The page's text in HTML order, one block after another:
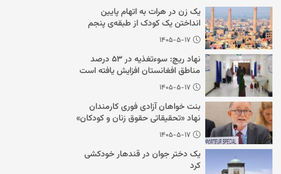
یک زن در هرات به اتهام پایین
انداختن یک کودک از طبقه‌ی پنجم
ساختمان بازداشت شد
۱۴۰۵-۵-۱۷
نهاد ریچ: سوءتغذیه در ۵۳ درصد
مناطق افغانستان افزایش یافته است
۱۴۰۵-۵-۱۷
بنت خواهان آزادی فوری کارمندان
نهاد «تحقیقاتی حقوق زنان و کودکان»
در کابل شد
۱۴۰۵-۵-۱۷
یک دختر جوان در قندهار خودکشی
کرد